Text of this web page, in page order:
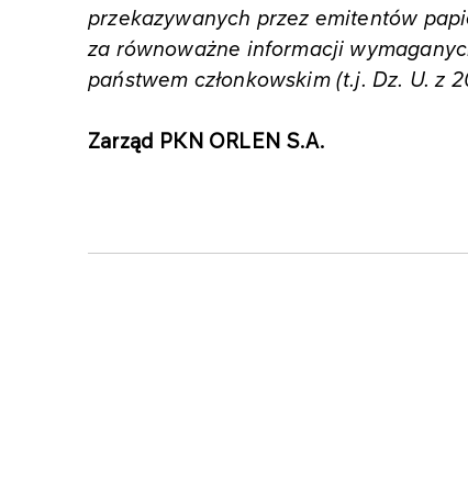
przekazywanych przez emitentów
za równoważne informacji
państwem członkowskim (t.j. Dz. U. z
Zarząd PKN ORLEN S.A.